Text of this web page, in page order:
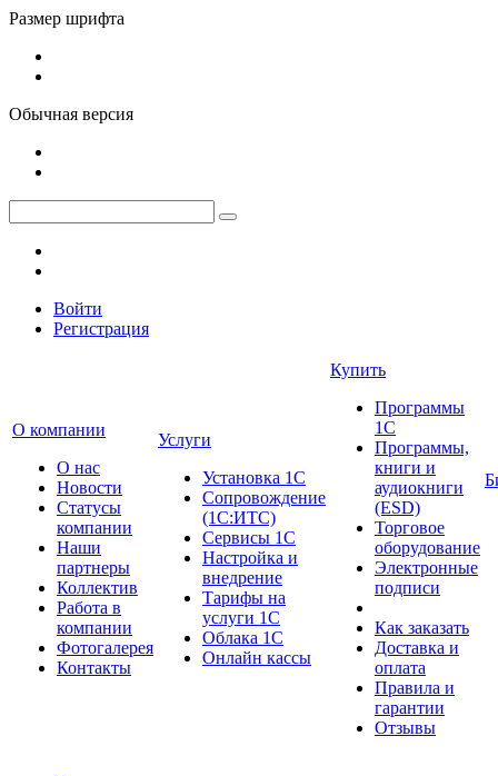
Размер шрифта
Обычная версия
Войти
Регистрация
О компании
О нас
Новости
Cтатусы
компании
Наши
партнеры
Коллектив
Работа в
компании
Фотогалерея
Контакты
Услуги
Установка 1С
Сопровождение
(1С:ИТС)
Сервисы 1С
Настройка и
внедрение
Тарифы на
услуги 1С
Облака 1С
Онлайн кассы
Купить
Программы
1С
Программы,
книги и
аудиокниги
(ESD)
Торговое
оборудование
Электронные
подписи
Как заказать
Доставка и
оплата
Правила и
гарантии
Отзывы